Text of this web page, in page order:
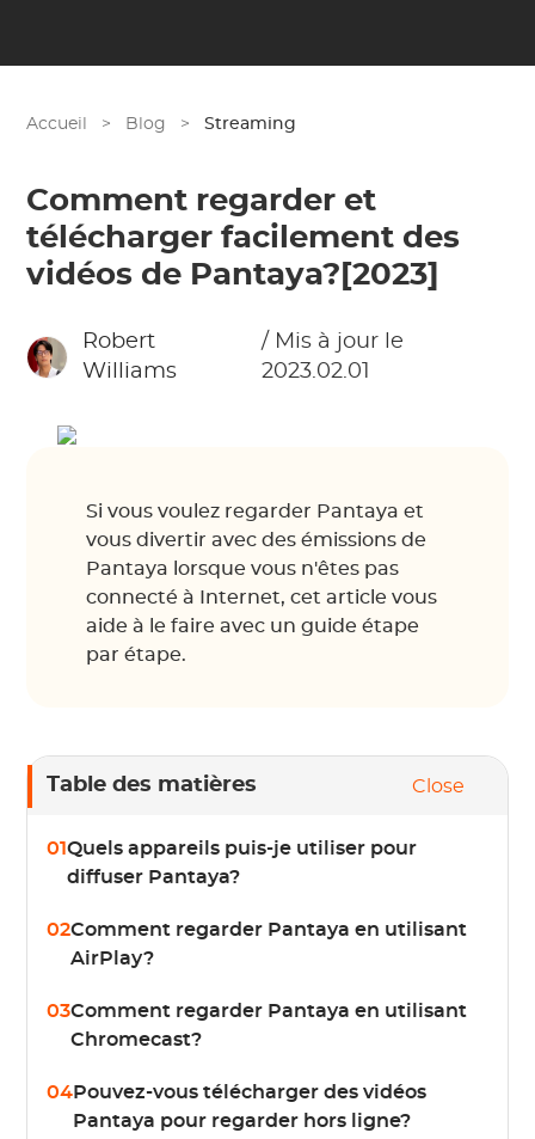
Accueil > Blog > Streaming
Comment regarder et
télécharger facilement des
vidéos de Pantaya?[2023]
Robert
Williams
/ Mis à jour le
2023.02.01
Si vous voulez regarder Pantaya et
vous divertir avec des émissions de
Pantaya lorsque vous n'êtes pas
connecté à Internet, cet article vous
aide à le faire avec un guide étape
par étape.
Table des matières Close
01Quels appareils puis-je utiliser pour
diffuser Pantaya?
02Comment regarder Pantaya en utilisant
AirPlay?
03Comment regarder Pantaya en utilisant
Chromecast?
04Pouvez-vous télécharger des vidéos
Pantaya pour regarder hors ligne?